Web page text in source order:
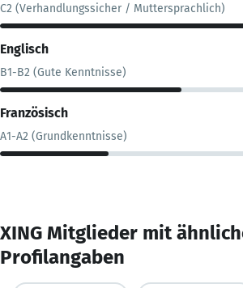
C2 (Verhandlungssicher / Muttersprachlich)
Englisch
B1-B2 (Gute Kenntnisse)
Französisch
A1-A2 (Grundkenntnisse)
XING Mitglieder mit
Profilangaben